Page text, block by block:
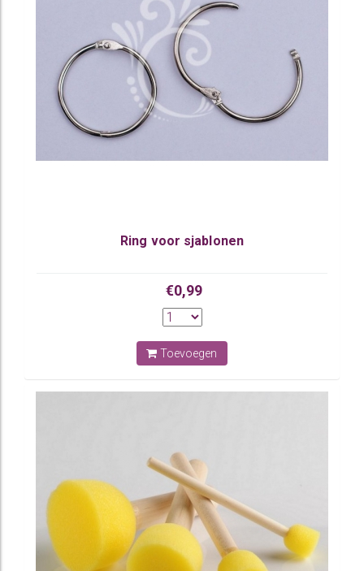
Ring voor sjablonen
€0,99
Toevoegen